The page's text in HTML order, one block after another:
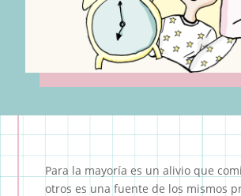
Para la mayoría es un alivio que
otros es una fuente de los mismos